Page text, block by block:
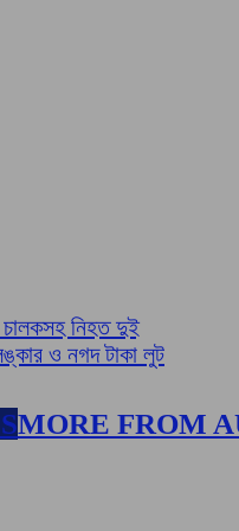
চালকসহ নিহত দুই
ও নগদ টাকা লুট
MORE FROM